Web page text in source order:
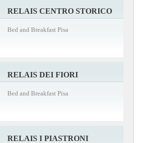
RELAIS CENTRO STORICO
Bed and Breakfast Pisa
RELAIS DEI FIORI
Bed and Breakfast Pisa
RELAIS I PIASTRONI